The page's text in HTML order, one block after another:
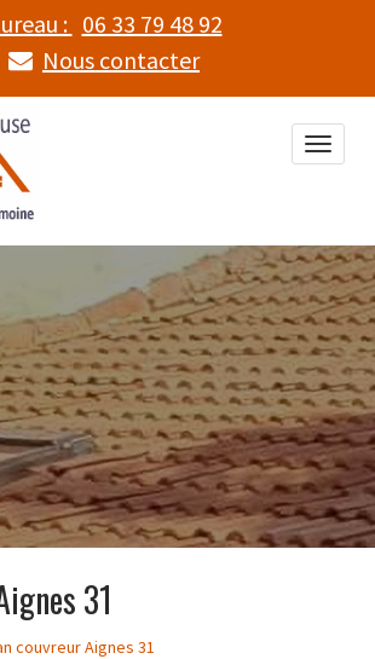
: 06 33 79 48 92
Nous contacter
Toggle
31
couvreur Aignes 31